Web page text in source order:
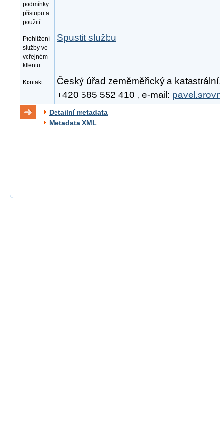
podmínky
přístupu a
použití
Prohlížení
služby ve
veřejném
klientu
Spustit službu
Kontakt
Český úřad zeměměřický a
+420 585 552 410 , e-mail:
Detailní metadata
Metadata XML